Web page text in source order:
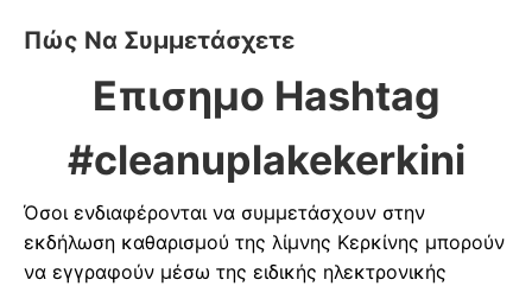
Πώς Να Συμμετάσχετε
Επισημο Hashtag
#cleanuplakekerkini
Όσοι ενδιαφέρονται να συμμετάσχουν στην
εκδήλωση καθαρισμού της λίμνης Κερκίνης μπορούν
να εγγραφούν μέσω της ειδικής ηλεκτρονικής